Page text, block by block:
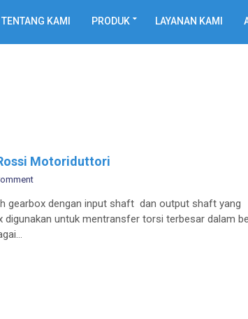
TENTANG KAMI PRODUK LAYANAN KAMI
Motoriduttori
on
Gearbox
Rossi
gearbox dengan input shaft dan output shaft yang
digunakan untuk mentransfer torsi terbesar dalam